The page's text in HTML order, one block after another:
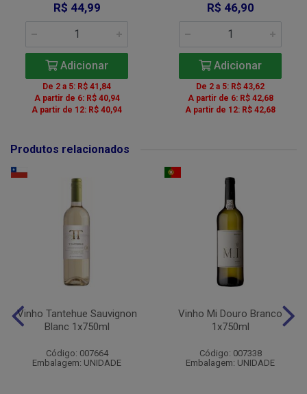
R$ 44,99
Adicionar
De 2 a 5: R$ 41,84
A partir de 6: R$ 40,94
A partir de 12: R$ 40,94
R$ 46,90
Adicionar
De 2 a 5: R$ 43,62
A partir de 6: R$ 42,68
A partir de 12: R$ 42,68
Produtos relacionados
Vinho Tantehue Sauvignon
Blanc 1x750ml
Código: 007664
Embalagem: UNIDADE
Vinho Mi Douro Branco
1x750ml
Código: 007338
Embalagem: UNIDADE